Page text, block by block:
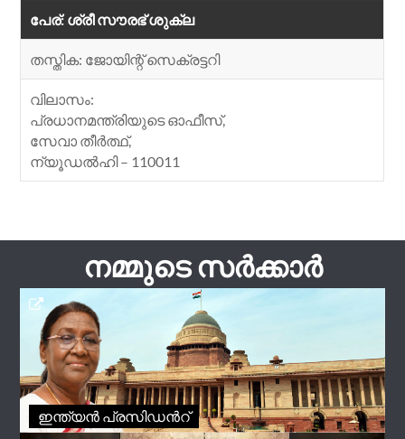
തസ്തിക: ജോയിന്റ് സെക്രട്ടറി
വിലാസം:
പ്രധാനമന്ത്രിയുടെ ഓഫീസ്,
സേവാ തീർത്ഥ്,
ന്യൂഡൽഹി – 110011
പേര്: ശ്രീ സൗരഭ് ശുക്ല
നമ്മുടെ സർക്കാർ
ഇന്ത്യൻ പ്രസിഡന്‍റ്